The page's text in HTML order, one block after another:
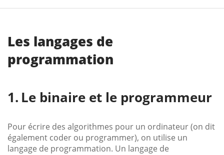
Les langages de
programmation
Le binaire et le programmeur
Pour écrire des algorithmes pour un ordinateur (on dit
également coder ou programmer), on utilise un
langage de programmation. Un langage de